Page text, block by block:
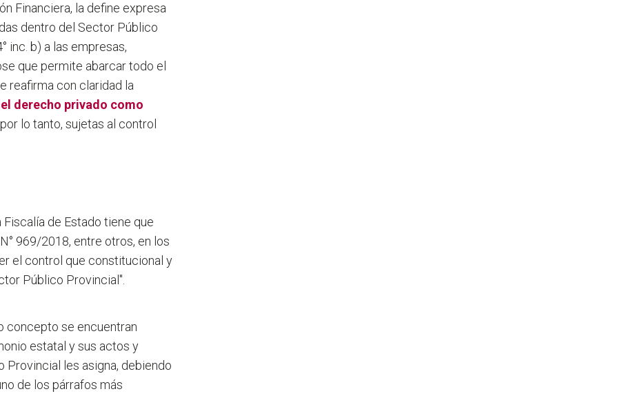
Financiera, la define expresa
dentro del Sector Público
inc. b) a las empresas,
que permite abarcar todo el
reafirma con claridad la
derecho privado como
lo tanto, sujetas al control
de Estado tiene que
969/2018, entre otros, en los
el control que constitucional y
Público Provincial".
concepto se encuentran
estatal y sus actos y
Provincial les asigna, debiendo
de los párrafos más